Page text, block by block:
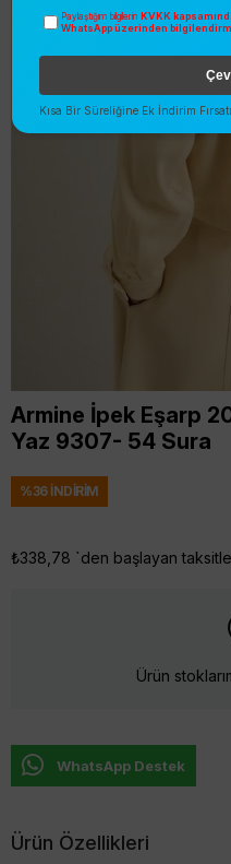
Armine İpek Eşarp
Yaz 9307- 54 Sura
%36İNDIRIM
₺338,78 `den başlayan
Ürün
WhatsApp Destek
Ürün Özellikleri
Paylaştığım bilgilerin KVKK
WhatsApp üzerinden
Kısa Bir Süreliğine Ek İndirim Fırsatı